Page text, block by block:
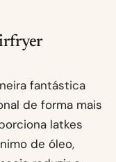
fantástica
de forma mais
latkes
de óleo,